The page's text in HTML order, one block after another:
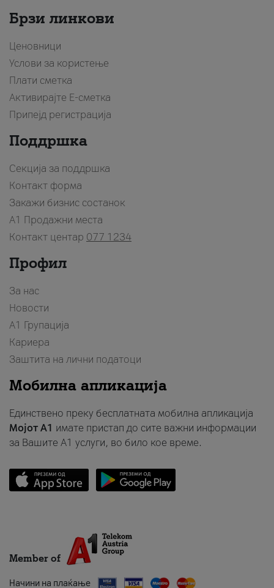
Брзи линкови
Ценовници
Услови за користење
Плати сметка
Активирајте Е-сметка
Припејд регистрација
Поддршка
Секција за поддршка
Контакт форма
Закажи бизнис состанок
A1 Продажни места
Контакт центар 077 1234
Профил
За нас
Новости
А1 Групација
Кариера
Заштита на лични податоци
Мобилна апликација
Единствено преку бесплатната мобилна апликација
Мојот A1 имате пристап до сите важни информации
за Вашите A1 услуги, во било кое време.
Member of
Начини на плаќање